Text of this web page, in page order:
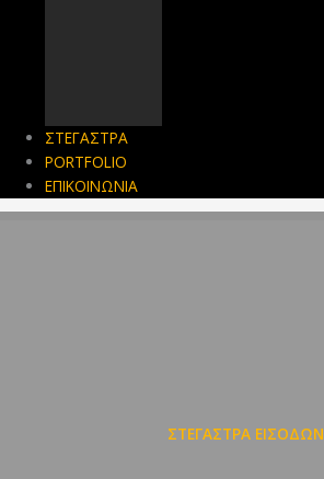
ΣΤΕΓΑΣΤΡΑ
PORTFOLIO
ΕΠΙΚΟΙΝΩΝΙΑ
ΣΤΕΓΑΣΤΡΑ ΕΙΣΟΔΩΝ